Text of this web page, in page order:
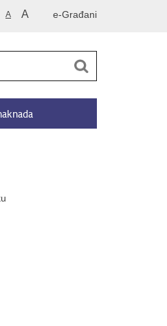
e-Građani
A A